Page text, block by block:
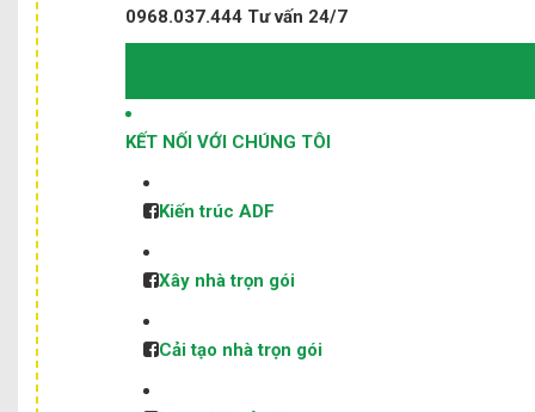
0968.037.444 Tư vấn 24/7
KẾT NỐI VỚI CHÚNG TÔI
Kiến trúc ADF
Xây nhà trọn gói
Cải tạo nhà trọn gói